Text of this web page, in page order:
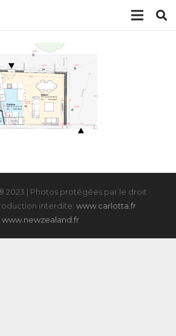
2023 | Photos protégées par le droit
interdite. www.carlotta.fr
www.newzealand.fr